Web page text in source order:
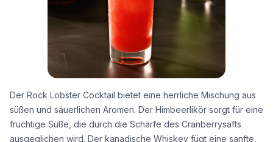
Der Rock Lobster Cocktail bietet eine herrliche Mischung aus
süßen und säuerlichen Aromen. Der Himbeerlikör sorgt für eine
fruchtige Süße, die durch die Schärfe des Cranberrysafts
ausgeglichen wird. Der kanadische Whiskey fügt eine sanfte,